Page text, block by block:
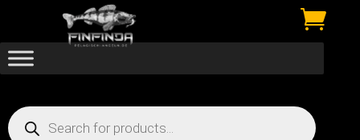

Products
search